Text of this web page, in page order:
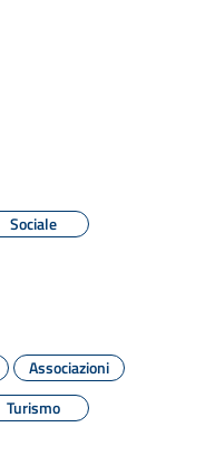
Sociale
Associazioni
Turismo